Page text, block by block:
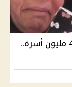
بدء صرف تكافل وكرامة يونيو 2026 لـ4.7 مليون أسرة..